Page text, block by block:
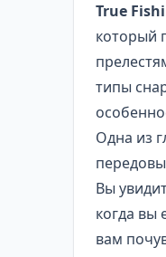
True
который
типы
Одна из
Вы
когда вы
вам